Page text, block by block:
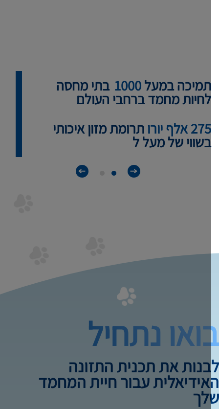
תמיכה במעל1000 בתי מחסה
לחיות מחמד ברחבי העולם
275 אלף יורו
תרומת מזון איכותי
בשווי של מעל ל
נתחיל
את תכנית התזונה
עבור חיית המחמד